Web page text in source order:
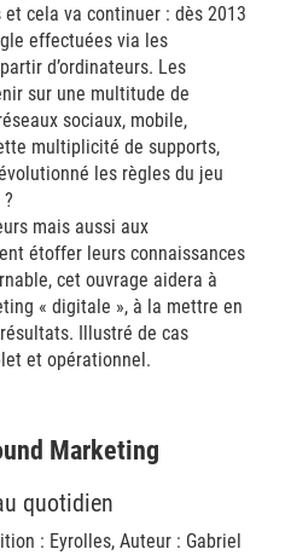
cela va continuer : dès 2013
effectuées via les
d’ordinateurs. Les
sur une multitude de
sociaux, mobile,
multiplicité de supports,
les règles du jeu
mais aussi aux
étoffer leurs connaissances
cet ouvrage aidera à
« digitale », à la mettre en
Illustré de cas
et opérationnel.
Marketing
quotidien
: Eyrolles, Auteur : Gabriel